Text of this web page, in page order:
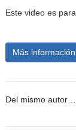
Este video es
Más información
Del mismo autor…